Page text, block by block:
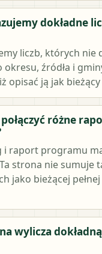
dokładne
liczb, których nie
okresu, źródła i
opisać ją jak bieżący
różne
i raport programu
strona nie sumuje
jako bieżącej
wylicza